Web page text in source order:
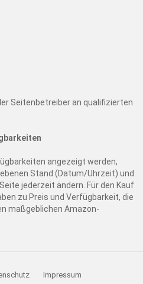
Seitenbetreiber an qualifizierten
angezeigt werden,
Stand (Datum/Uhrzeit) und
jederzeit ändern. Für den Kauf
zu Preis und Verfügbarkeit, die
maßgeblichen Amazon-
Impressum